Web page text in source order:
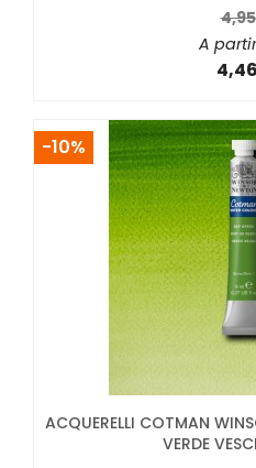
A
ACQUERELLI COTMAN
VERDE
-10%